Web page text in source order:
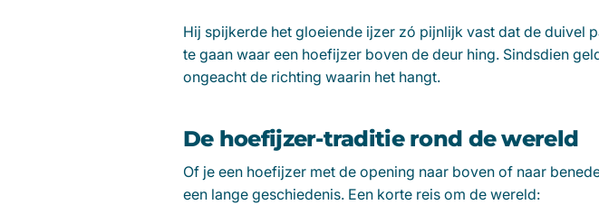
Hij spijkerde het gloeiende ijzer zó pijnlijk vast dat de duivel
te gaan waar een hoefijzer boven de deur hing. Sindsdien
ongeacht de richting waarin het hangt.
De hoefijzer-traditie rond de wereld
Of je een hoefijzer met de opening naar boven of naar
een lange geschiedenis. Een korte reis om de wereld: